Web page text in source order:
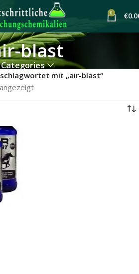
0 €
blast
Categories
mit „air-blast“